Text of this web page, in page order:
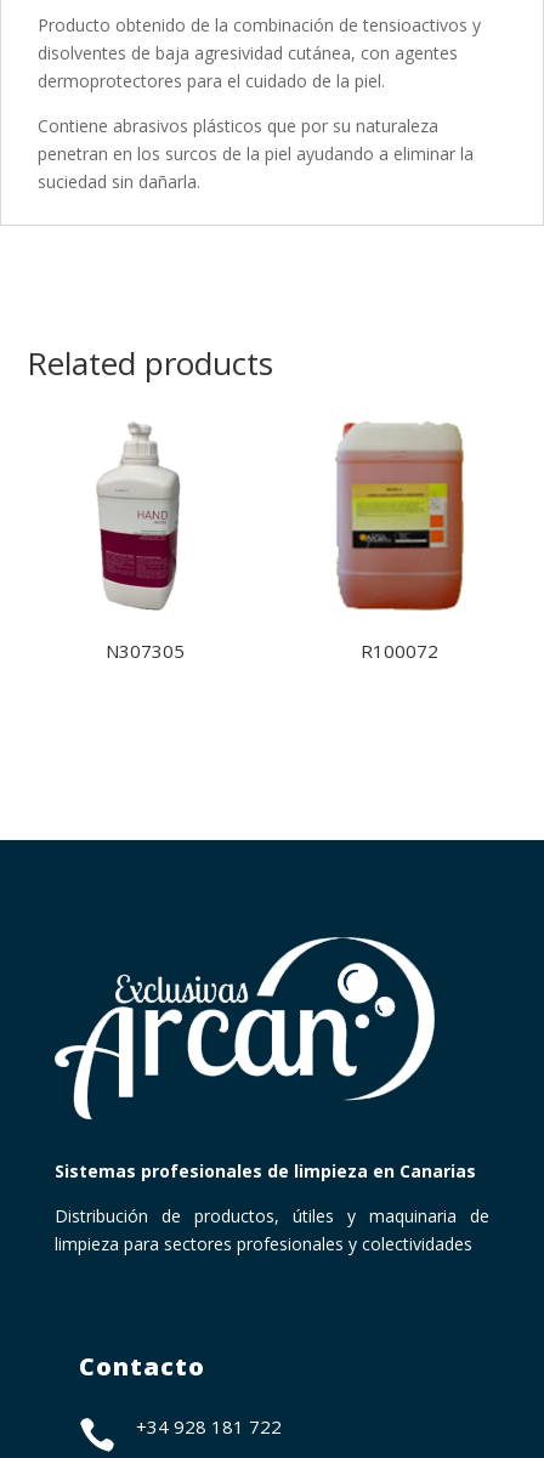
Producto obtenido de la combinación de tensioactivos y
disolventes de baja agresividad cutánea, con agentes
dermoprotectores para el cuidado de la piel.
Contiene abrasivos plásticos que por su naturaleza
penetran en los surcos de la piel ayudando a eliminar la
suciedad sin dañarla.
Related products
N307305 R100072
Sistemas profesionales de limpieza en Canarias
Distribución de productos, útiles y maquinaria de
limpieza para sectores profesionales y colectividades
Contacto
 +34 928 181 722